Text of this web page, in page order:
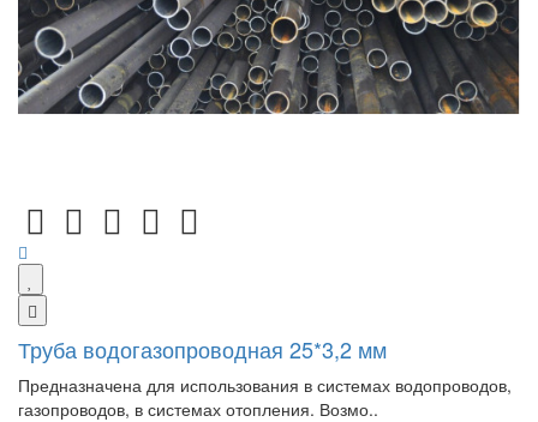
Труба водогазопроводная 25*3,2 мм
Предназначена для использования в системах водопроводов,
газопроводов, в системах отопления. Возмо..